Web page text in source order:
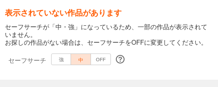
表示されていない作品があります
セーフサーチが「中・強」になっているため、一部の作品が表示されて
いません。
お探しの作品がない場合は、セーフサーチをOFFに変更してください。
セーフサーチ
強 中 OFF